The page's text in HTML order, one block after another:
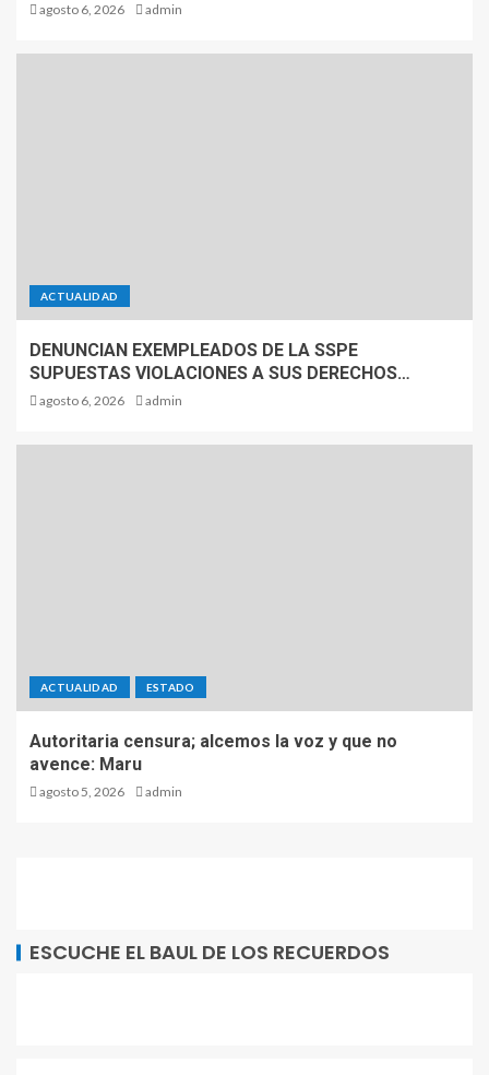
agosto 6, 2026 admin
ACTUALIDAD
DENUNCIAN EXEMPLEADOS DE LA SSPE
SUPUESTAS VIOLACIONES A SUS DERECHOS…
agosto 6, 2026 admin
ACTUALIDAD ESTADO
Autoritaria censura; alcemos la voz y que no
avence: Maru
agosto 5, 2026 admin
ESCUCHE EL BAUL DE LOS RECUERDOS